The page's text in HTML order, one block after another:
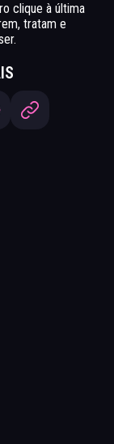
clique à última
tratam e